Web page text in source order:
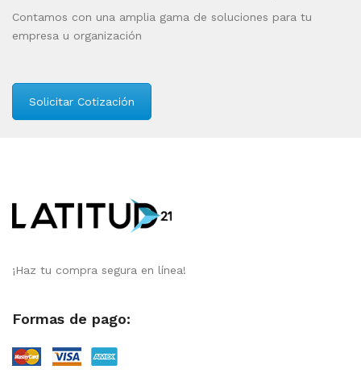
Contamos con una amplia gama de soluciones para tu
empresa u organización
Solicitar Cotización
¡Haz tu compra segura en línea!
Formas de pago: